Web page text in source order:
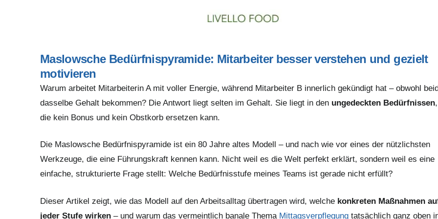
Maslowsche Bedürfnispyramide: Mitarbeiter besser verstehen und gezielt
motivieren
Warum arbeitet Mitarbeiterin A mit voller Energie, während Mitarbeiter B innerlich gekündigt hat – obwohl
dasselbe Gehalt bekommen? Die Antwort liegt selten im Gehalt. Sie liegt in den ungedeckten Bedürfnissen,
die kein Bonus und kein Obstkorb ersetzen kann.
Die Maslowsche Bedürfnispyramide ist ein 80 Jahre altes Modell – und nach wie vor eines der nützlichsten
Werkzeuge, die eine Führungskraft kennen kann. Nicht weil es die Welt perfekt erklärt, sondern weil es eine
einfache, strukturierte Frage stellt: Welche Bedürfnisstufe meines Teams ist gerade nicht erfüllt?
Dieser Artikel zeigt, wie das Modell auf den Arbeitsalltag übertragen wird, welche konkreten Maßnahmen
jeder Stufe wirken – und warum das vermeintlich banale Thema Mittagsverpflegung tatsächlich ganz oben